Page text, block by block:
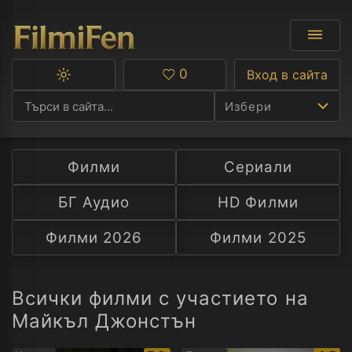
Избери
Ф
С
А
Превключване
тъмна
тема
Любими
0 Вход в сайта
Филми
Сериали
БГ Аудио
HD Филми
Филми 2026
Филми 2025
Всички филми с участието на
Майкъл Джонстън